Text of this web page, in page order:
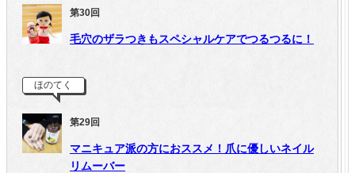
第30回
毛穴のザラつきもスペシャルケアでつるつるに！
ほのてく
第29回
マニキュア派の方におススメ！爪に優しいネイル
リムーバー